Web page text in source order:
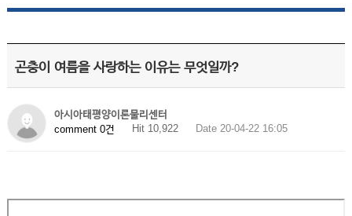
곤충이 여름을 사랑하는 이유는 무엇일까?
아시아태평양이론물리센터
comment 0건
Hit 10,922 Date 20-04-22 16:05